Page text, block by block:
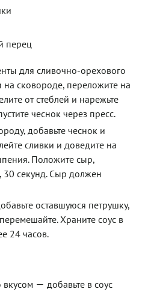
перец
для сливочно-орехового
на сковороде, переложите на
от стеблей и нарежьте
чеснок через пресс.
добавьте чеснок и
сливки и доведите на
Положите сыр,
30 секунд. Сыр должен
оставшуюся петрушку,
Храните соус в
24 часов.
вкусом — добавьте в соус